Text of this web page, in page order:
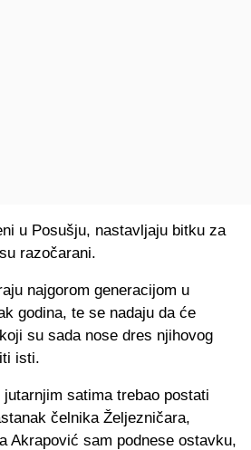
u Posušju, nastavljaju bitku za
razočarani.
najgorom generacijom u
godina, te se nadaju da će
su sada nose dres njihovog
isti.
satima trebao postati
čelnika Željezničara,
Akrapović sam podnese ostavku,